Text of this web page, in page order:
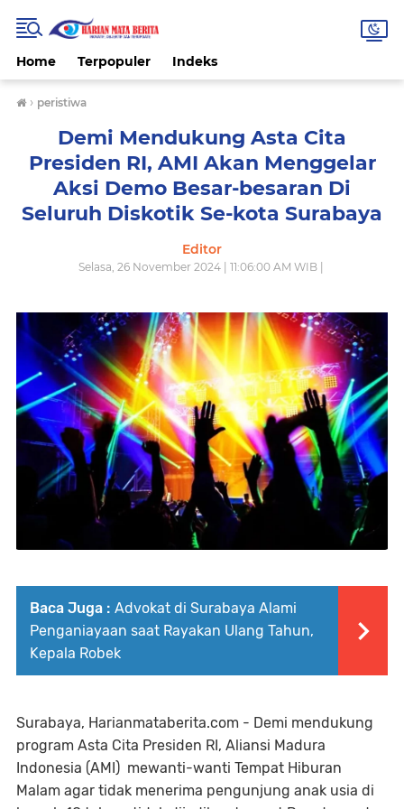
Home Terpopuler Indeks
› peristiwa
Demi Mendukung Asta Cita
Presiden RI, AMI Akan Menggelar
Aksi Demo Besar-besaran Di
Seluruh Diskotik Se-kota Surabaya
Editor
Selasa, 26 November 2024 | 11:06:00 AM WIB |
Baca Juga : Advokat di Surabaya Alami
Penganiayaan saat Rayakan Ulang Tahun,
Kepala Robek
Surabaya, Harianmataberita.com - Demi mendukung
program Asta Cita Presiden RI, Aliansi Madura
Indonesia (AMI) mewanti-wanti Tempat Hiburan
Malam agar tidak menerima pengunjung anak usia di